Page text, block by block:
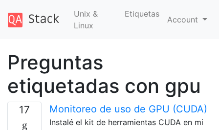
Unix &
Linux
Etiquetas
Account
Preguntas
etiquetadas con gpu
17 Monitoreo de uso de GPU (CUDA)
Instalé el kit de herramientas CUDA en mi